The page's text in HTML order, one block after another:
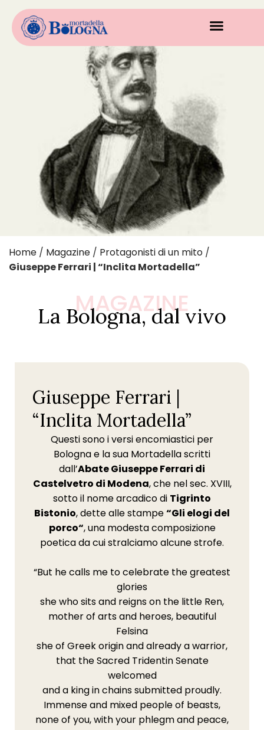
Home / Magazine / Protagonisti di un mito /
Giuseppe Ferrari | “Inclita Mortadella”
MAGAZINE
La Bologna, dal vivo
Giuseppe Ferrari |
“Inclita Mortadella”
Questi sono i versi encomiastici per
Bologna e la sua Mortadella scritti
dall’Abate Giuseppe Ferrari di
Castelvetro di Modena, che nel sec. XVIII,
sotto il nome arcadico di Tigrinto
Bistonio, dette alle stampe“Gli elogi del
porco“, una modesta composizione
poetica da cui stralciamo alcune strofe.
“But he calls me to celebrate the greatest
glories
she who sits and reigns on the little Ren,
mother of arts and heroes, beautiful
Felsina
she of Greek origin and already a warrior,
that the Sacred Tridentin Senate
welcomed
and a king in chains submitted proudly.
Immense and mixed people of beasts,
none of you, with your phlegm and peace,